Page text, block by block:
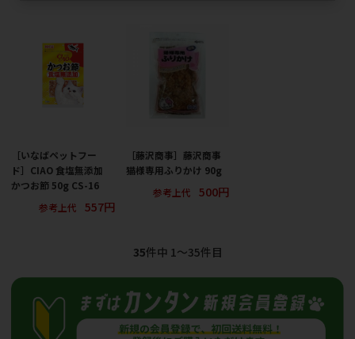
［いなばペットフー
ド］CIAO 食塩無添加
かつお節 50g CS-16
参考上代
557円
［藤沢商事］藤沢商事
猫様専用ふりかけ 90g
参考上代
500円
35件中 1〜35件目